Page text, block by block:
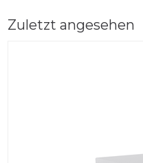
Zuletzt angesehen